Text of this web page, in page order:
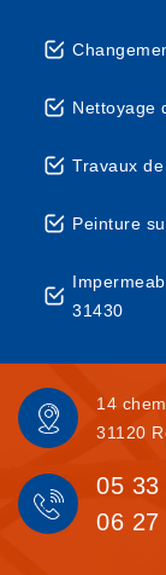
Nettoyage
Travaux
Peinture
31430
14
31120
05 33
06 27